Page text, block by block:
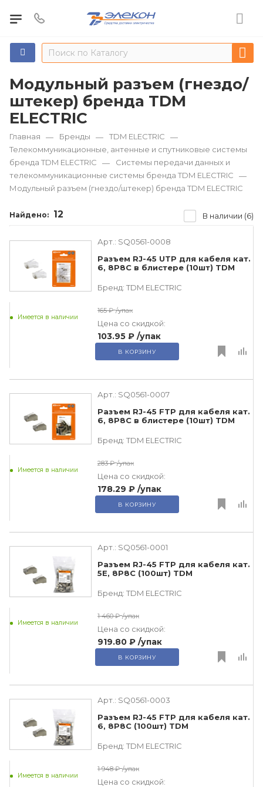
Модульный разъем (гнездо/
штекер) бренда TDM
ЕLECTRIC
Главная — Бренды — TDM ЕLECTRIC
—
Телекоммуникационные, антенные и спутниковые системы
бренда TDM ЕLECTRIC
—
Системы передачи данных и
телекоммуникационные системы бренда TDM ЕLECTRIC
—
Модульный разъем (гнездо/штекер) бренда TDM ЕLECTRIC
Найдено: 12 В наличии (6)
Арт.: SQ0561-0008
Разъем RJ-45 UTP для кабеля кат.
6, 8P8C в блистере (10шт) TDM
Бренд: TDM ЕLECTRIC
Имеется в наличии
165 ₽ /упак
Цена со скидкой:
103.95 ₽ /упак
В КОРЗИНУ
Арт.: SQ0561-0007
Разъем RJ-45 FTP для кабеля кат.
6, 8P8C в блистере (10шт) TDM
Бренд: TDM ЕLECTRIC
Имеется в наличии
283 ₽ /упак
Цена со скидкой:
178.29 ₽ /упак
В КОРЗИНУ
Арт.: SQ0561-0001
Разъем RJ-45 FTP для кабеля кат.
5Е, 8P8C (100шт) TDM
Бренд: TDM ЕLECTRIC
Имеется в наличии
1 460 ₽ /упак
Цена со скидкой:
919.80 ₽ /упак
В КОРЗИНУ
Арт.: SQ0561-0003
Разъем RJ-45 FTP для кабеля кат.
6, 8P8C (100шт) TDM
Бренд: TDM ЕLECTRIC
Имеется в наличии
1 948 ₽ /упак
Цена со скидкой: